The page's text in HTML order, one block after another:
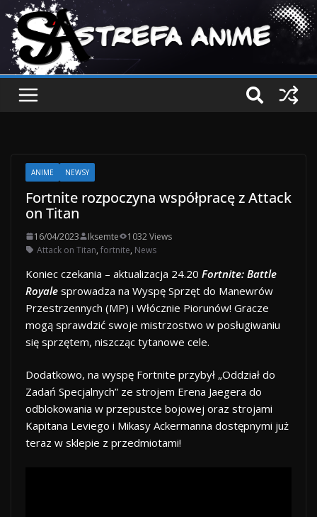
ANIME NEWSY
Fortnite rozpoczyna współpracę z Attack
on Titan
16/04/2023 Iksemte
1032 Views
Attack on Titan, fortnite, News
Koniec czekania – aktualizacja 24.20 Fortnite: Battle
Royale sprowadza na Wyspę Sprzęt do Manewrów
Przestrzennych (MP) i Włócznie Piorunów! Gracze
mogą sprawdzić swoje mistrzostwo w posługiwaniu
się sprzętem, niszcząc tytanowe cele.
Dodatkowo, na wyspę Fortnite przybył „Oddział do
Zadań Specjalnych” ze strojem Erena Jaegera do
odblokowania w przepustce bojowej oraz strojami
Kapitana Leviego i Mikasy Ackermanna dostępnymi już
teraz w sklepie z przedmiotami!